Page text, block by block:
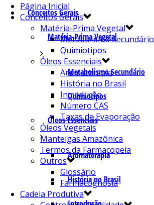
Conceitos Gerais
Matéria-Prima Vegetal
Metabolismo Secundário
Quimiotipos
Óleos Essenciais
Aromaterapia
História no Brasil
Página Inicial
Conceitos Gerais
Matéria-Prima Vegetal
Metabolismo Secundário
Quimiotipos
Óleos Essenciais
Aromaterapia
História no Brasil
Introdução
Número CAS
Taxas de Evaporação
Óleos Vegetais
Manteigas Amazônica
Termos da Farmacopeia
Outros
Glossário
Farmacognosia
Cadeia Produtiva